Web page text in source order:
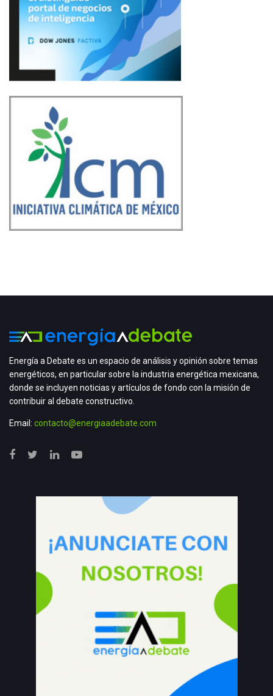
Energía a Debate es un espacio de análisis y opinión sobre temas
energéticos, en particular sobre la industria energética mexicana,
donde se incluyen noticias y artículos de fondo con la misión de
contribuir al debate constructivo.
Email: contacto@energiaadebate.com